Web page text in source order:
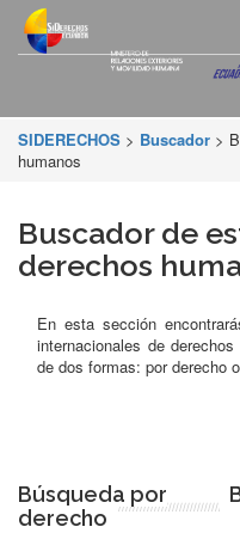
SIDERECHOS > Buscador >
humanos
Buscador de
derechos
En esta sección
internacionales de
de dos formas: por derecho
Búsqueda por
derecho